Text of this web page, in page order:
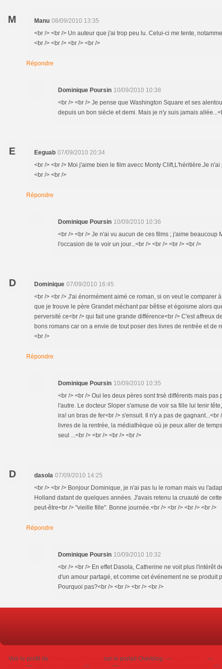
M Manu 08/09/2010 13:35
<br /> <br /> Un auteur que j'ai trop peu lu. Celui-ci me tente,
<br /> <br /> <br /> <br />
Répondre
Dominique Poursin 10/09/2010 10:38
<br /> <br /> Je pense que Washington Square et ses
depuis un bon siècle et demi. Mais je n'y suis jamais
E Eeguab 07/09/2010 20:34
<br /> <br /> Moi j'aime bien le film avecc Monty Clift,L'héritière.Je
<br /> <br />
Répondre
Dominique Poursin 10/09/2010 10:36
<br /> <br /> Je n'ai vu aucun de ces films ; j'aime beaucoup
l'occasion de le voir un jour...<br /> <br /> <br /> <br />
D Dominique 07/09/2010 16:45
<br /> <br /> J'ai énormément aimé ce roman, si on veut le comparer
que je trouve le père Grandet méchant par bêtise et égoisme alors
perversité ce<br /> qui fait une grande différence<br /> C'est affreux
bons romans car on a envie de tout poser des livres de rentrée et de
<br />
Répondre
Dominique Poursin 10/09/2010 10:35
<br /> <br /> Oui les deux pères sont trsè différents mais pas
l'autre. Le docteur Sloper s'amuse de voir sa fille lui tenir
ira! un bras de fer<br /> s'ensuit. Il n'y a pas de gagnant...<br
livres de la rentrée, la médiathèque où je peux aller de
seul ...<br /> <br /> <br /> <br />
D dasola 07/09/2010 14:25
<br /> <br /> Bonjour Dominique, je n'ai pas lu le roman mais vu
Holland datant de quelques années. J'avais retenu la cruauté de
peut-être<br /> "vieille fille". Bonne journée.<br /> <br /> <br /> <br />
Répondre
Dominique Poursin 10/09/2010 10:32
<br /> <br /> En effet Dasola, Catherine ne voit plus l'intérêt
d'un amour partagé, et comme cet événement ne se produit
Pourquoi pas?<br /> <br /> <br /> <br />
Voir le profil de sur le portail Overblog